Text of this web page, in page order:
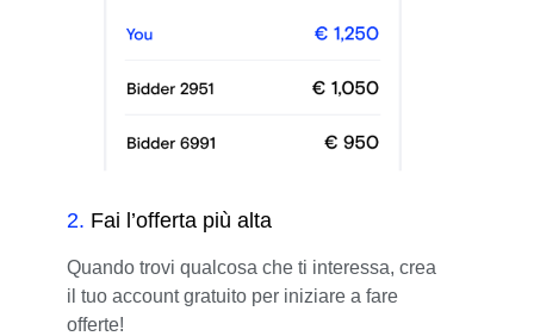
2. Fai l’offerta più alta
Quando trovi qualcosa che ti interessa, crea
il tuo account gratuito per iniziare a fare
offerte!